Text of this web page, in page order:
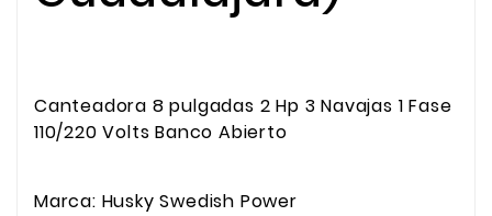
Canteadora 8 pulgadas 2 Hp 3 Navajas 1 Fase
110/220 Volts Banco Abierto
Marca: Husky Swedish Power